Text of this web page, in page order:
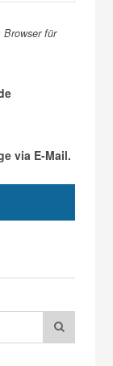
Browser für
via E-Mail.